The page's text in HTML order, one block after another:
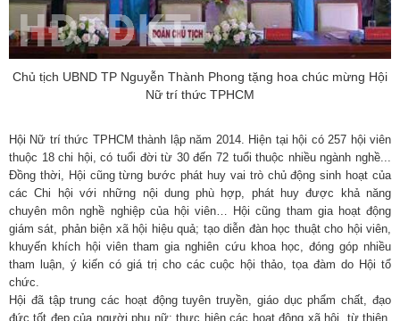
Chủ tịch UBND TP Nguyễn Thành Phong tặng hoa chúc mừng Hội
Nữ trí thức TPHCM
Hội Nữ trí thức TPHCM thành lập năm 2014. Hiện tại hội có 257 hội viên
thuộc 18 chi hội, có tuổi đời từ 30 đến 72 tuổi thuộc nhiều ngành nghề...
Đồng thời, Hội cũng từng bước phát huy vai trò chủ động sinh hoạt của
các Chi hội với những nội dung phù hợp, phát huy được khả năng
chuyên môn nghề nghiệp của hội viên… Hội cũng tham gia hoạt động
giám sát, phản biện xã hội hiệu quả; tạo diễn đàn học thuật cho hội viên,
khuyến khích hội viên tham gia nghiên cứu khoa học, đóng góp nhiều
tham luận, ý kiến có giá trị cho các cuộc hội thảo, tọa đàm do Hội tổ
chức.
Hội đã tập trung các hoạt động tuyên truyền, giáo dục phẩm chất, đạo
đức tốt đẹp của người phụ nữ; thực hiện các hoạt động xã hội, từ thiện,